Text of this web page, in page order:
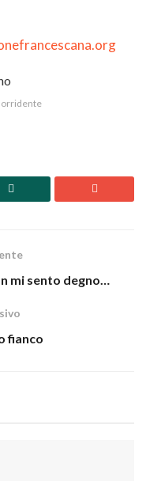
mi sento degno…
fianco